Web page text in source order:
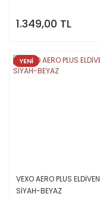
1.349,00 TL
YENİ
VEXO AERO PLUS ELDİVEN
SİYAH-BEYAZ